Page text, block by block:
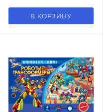
В КОРЗИНУ